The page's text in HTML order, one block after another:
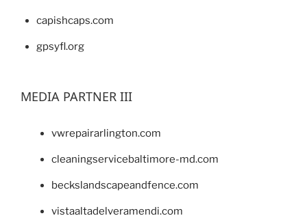
capishcaps.com
gpsyfl.org
MEDIA PARTNER III
vwrepairarlington.com
cleaningservicebaltimore-md.com
beckslandscapeandfence.com
vistaaltadelveramendi.com